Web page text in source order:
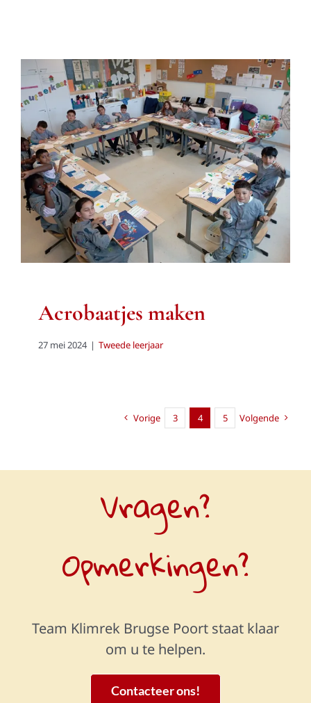
Acrobaatjes maken
Tweede leerjaar
Acrobaatjes maken
27 mei 2024 | Tweede leerjaar
Vorige 3 4 5 Volgende
Vragen?
Opmerkingen?
Team Klimrek Brugse Poort staat klaar
om u te helpen.
Contacteer ons!